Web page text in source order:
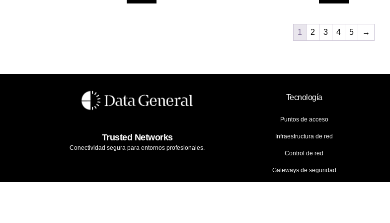
1 2 3 4 5 →
Trusted Networks
Conectividad segura para entornos profesionales.
Tecnología
Puntos de acceso
Infraestructura de red
Control de red
Gateways de seguridad